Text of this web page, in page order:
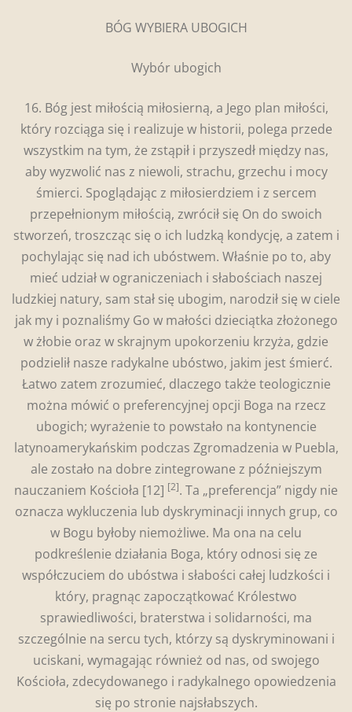
BÓG WYBIERA UBOGICH
Wybór ubogich
16. Bóg jest miłością miłosierną, a Jego plan miłości,
który rozciąga się i realizuje w historii, polega przede
wszystkim na tym, że zstąpił i przyszedł między nas,
aby wyzwolić nas z niewoli, strachu, grzechu i mocy
śmierci. Spoglądając z miłosierdziem i z sercem
przepełnionym miłością, zwrócił się On do swoich
stworzeń, troszcząc się o ich ludzką kondycję, a zatem i
pochylając się nad ich ubóstwem. Właśnie po to, aby
mieć udział w ograniczeniach i słabościach naszej
ludzkiej natury, sam stał się ubogim, narodził się w ciele
jak my i poznaliśmy Go w małości dzieciątka złożonego
w żłobie oraz w skrajnym upokorzeniu krzyża, gdzie
podzielił nasze radykalne ubóstwo, jakim jest śmierć.
Łatwo zatem zrozumieć, dlaczego także teologicznie
można mówić o preferencyjnej opcji Boga na rzecz
ubogich; wyrażenie to powstało na kontynencie
latynoamerykańskim podczas Zgromadzenia w Puebla,
ale zostało na dobre zintegrowane z późniejszym
nauczaniem Kościoła [12] [2]. Ta „preferencja” nigdy nie
oznacza wykluczenia lub dyskryminacji innych grup, co
w Bogu byłoby niemożliwe. Ma ona na celu
podkreślenie działania Boga, który odnosi się ze
współczuciem do ubóstwa i słabości całej ludzkości i
który, pragnąc zapoczątkować Królestwo
sprawiedliwości, braterstwa i solidarności, ma
szczególnie na sercu tych, którzy są dyskryminowani i
uciskani, wymagając również od nas, od swojego
Kościoła, zdecydowanego i radykalnego opowiedzenia
się po stronie najsłabszych.